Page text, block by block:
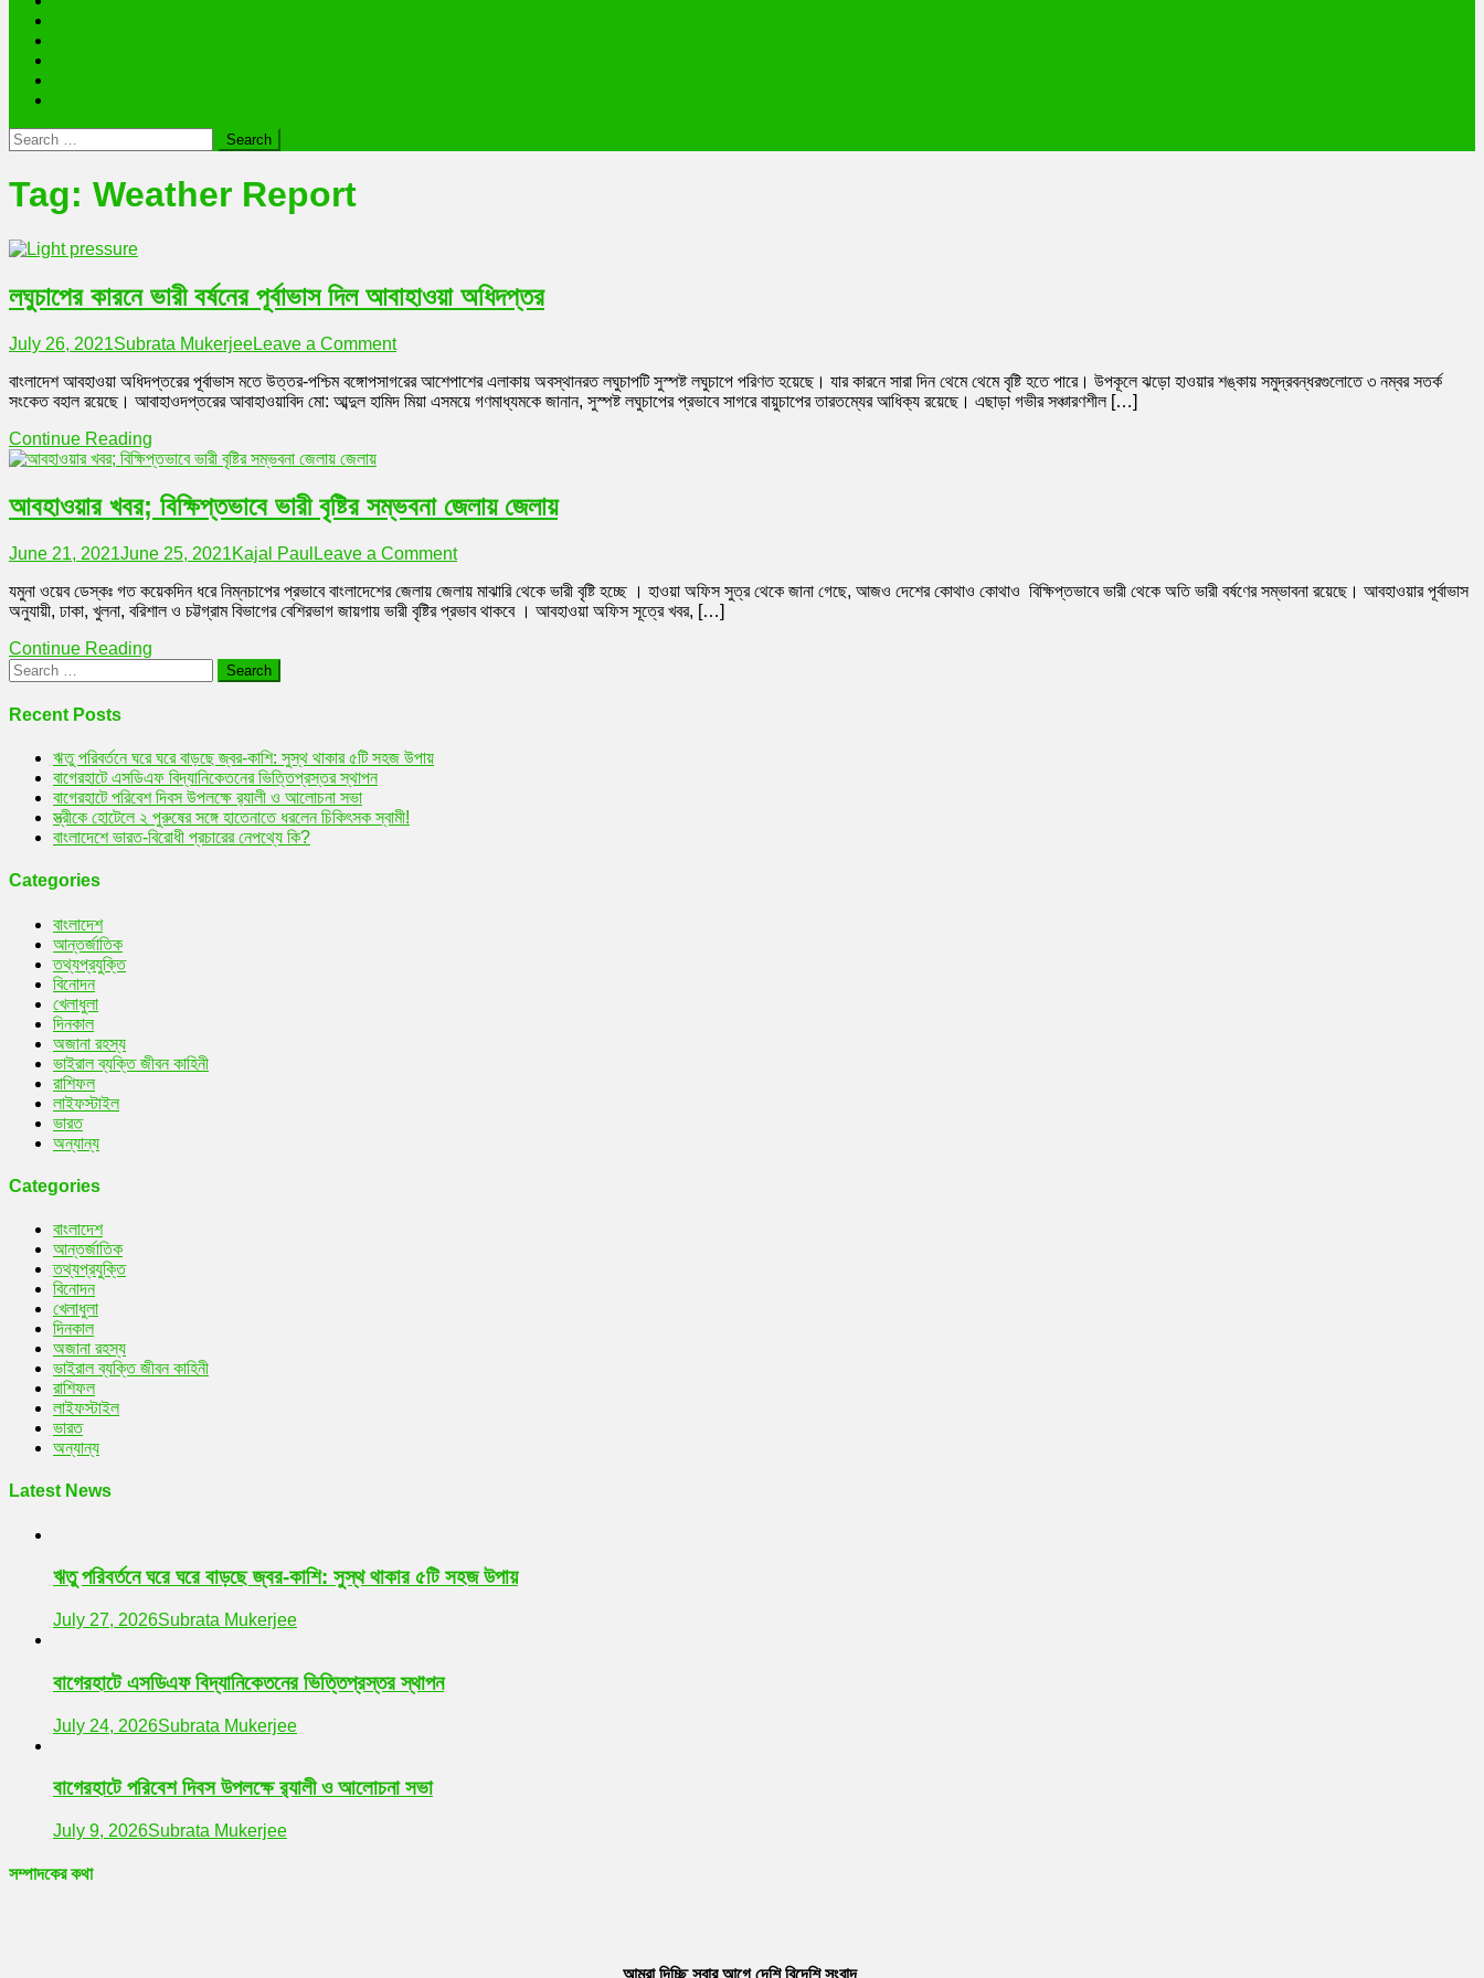
Search
for:
Tag: Weather Report
লঘুচাপের কারনে ভারী বর্ষনের পূর্বাভাস দিল আবাহাওয়া অধিদপ্তর
July 26, 2021Subrata MukerjeeLeave a Commenton
কারনে
ভারী
অধিদপ্তর
বাংলাদেশ আবহাওয়া অধিদপ্তরের পূর্বাভাস মতে উত্তর-পশ্চিম বঙ্গোপসাগরের আশেপাশের এলাকায় অবস্থানরত লঘুচাপটি সুস্পষ্ট লঘুচাপে পরিণত হয়েছে। যার কারনে সারা দিন থেমে থেমে বৃষ্টি হতে পারে। উপকূলে ঝড়ো হাওয়ার শঙ্কায় সমুদ্রবন্ধরগুলোতে ৩ নম্বর সতর্ক
সংকেত বহাল রয়েছে। আবাহাওদপ্তরের আবাহাওয়াবিদ মো: আব্দুল হামিদ মিয়া এসময়ে গণমাধ্যমকে জানান, সুস্পষ্ট লঘুচাপের প্রভাবে সাগরে বায়ুচাপের তারতম্যের আধিক্য রয়েছে। এছাড়া গভীর সঞ্চারণশীল […]
Continue Reading
আবহাওয়ার খবর; বিক্ষিপ্তভাবে ভারী বৃষ্টির সম্ভবনা জেলায় জেলায়
June 21, 2021June 25, 2021Kajal Paul Leave a Commenton
খবর;
বিক্ষিপ্তভাবে
যমুনা ওয়েব ডেস্কঃ গত কয়েকদিন ধরে নিম্নচাপের প্রভাবে বাংলাদেশের জেলায় জেলায় মাঝারি থেকে ভারী বৃষ্টি হচ্ছে । হাওয়া অফিস সুত্র থেকে জানা গেছে, আজও দেশের কোথাও কোথাও বিক্ষিপ্তভাবে ভারী থেকে অতি ভারী বর্ষণের সম্ভাবনা রয়েছে। আবহাওয়ার পূর্বাভাস
অনুযায়ী, ঢাকা, খুলনা, বরিশাল ও চট্টগ্রাম বিভাগের বেশিরভাগ জায়গায় ভারী বৃষ্টির প্রভাব থাকবে । আবহাওয়া অফিস সূত্রে খবর, […]
Continue Reading
Search
for:
Recent Posts
ঋতু পরিবর্তনে ঘরে ঘরে বাড়ছে জ্বর-কাশি: সুস্থ থাকার ৫টি সহজ উপায়
বাগেরহাটে এসডিএফ বিদ্যানিকেতনের ভিত্তিপ্রস্তর স্থাপন
বাগেরহাটে পরিবেশ দিবস উপলক্ষে র‌্যালী ও আলোচনা সভা
স্ত্রীকে হোটেলে ২ পুরুষের সঙ্গে হাতেনাতে ধরলেন চিকিৎসক স্বামী!
বাংলাদেশে ভারত-বিরোধী প্রচারের নেপথ্যে কি?
Categories
বাংলাদেশ
আন্তর্জাতিক
তথ্যপ্রযুক্তি
বিনোদন
খেলাধুলা
দিনকাল
অজানা রহস্য
ভাইরাল ব্যক্তি জীবন কাহিনী
রাশিফল
লাইফস্টাইল
ভারত
অন্যান্য
Categories
বাংলাদেশ
আন্তর্জাতিক
তথ্যপ্রযুক্তি
বিনোদন
খেলাধুলা
দিনকাল
অজানা রহস্য
ভাইরাল ব্যক্তি জীবন কাহিনী
রাশিফল
লাইফস্টাইল
ভারত
অন্যান্য
Latest News
ঋতু পরিবর্তনে ঘরে ঘরে বাড়ছে জ্বর-কাশি: সুস্থ থাকার ৫টি সহজ উপায়
July 27, 2026Subrata Mukerjee
বাগেরহাটে এসডিএফ বিদ্যানিকেতনের ভিত্তিপ্রস্তর স্থাপন
July 24, 2026Subrata Mukerjee
বাগেরহাটে পরিবেশ দিবস উপলক্ষে র‌্যালী ও আলোচনা সভা
July 9, 2026Subrata Mukerjee
সম্পাদকের কথা